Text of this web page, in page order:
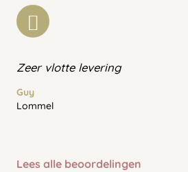
Zeer vlotte levering
Guy
Lommel
Lees alle beoordelingen